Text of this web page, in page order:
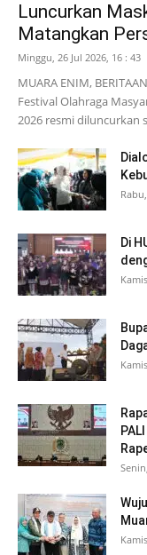
Luncurkan
Matangkan
Minggu, 26 Jul 2026, 16 : 43
MUARA ENIM,
Festival Olahraga
2026 resmi diluncurkan
Di